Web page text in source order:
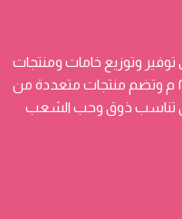
وتوزيع خامات ومنتجات
شركات الحلواني والكافيهات من عام ٢٠١٠ م وتضم منتجات متعددة من
تناسب ذوق وحب الشعب